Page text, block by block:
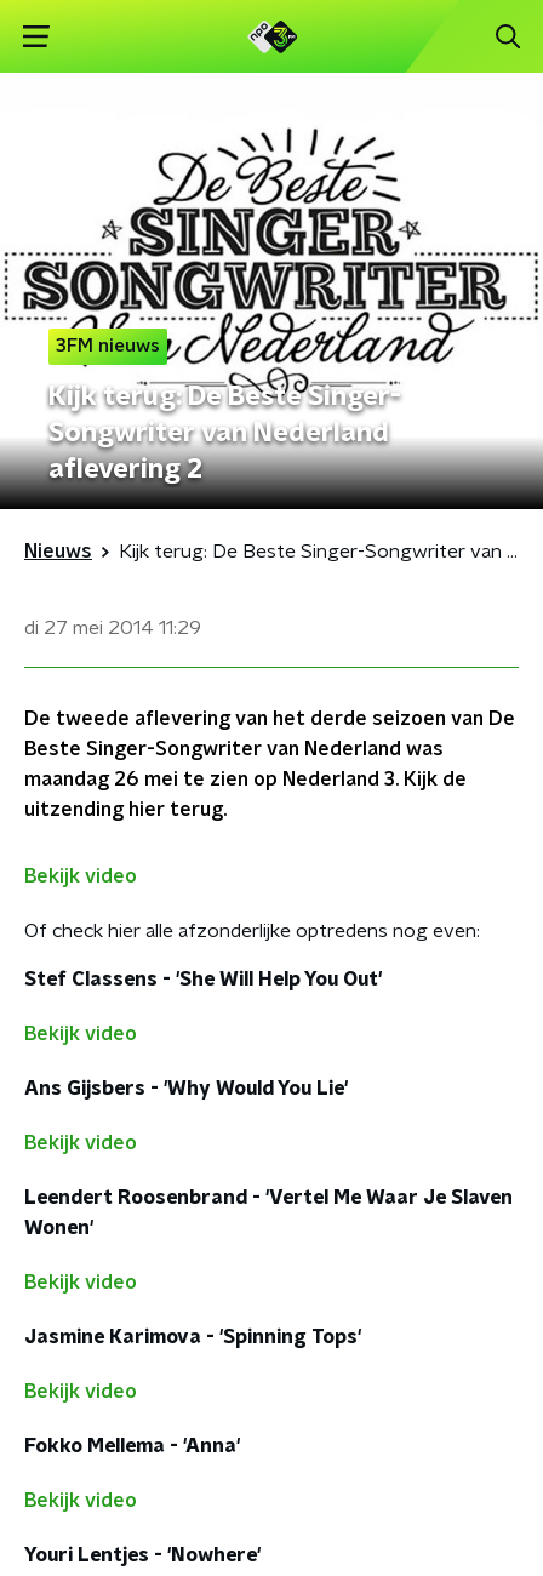
3FM nieuws
Kijk terug: De Beste Singer-
Songwriter van Nederland
aflevering 2
Nieuws Kijk terug: De Beste Singer-Songwriter van Nederland aflevering 2
di 27 mei 2014 11:29
De tweede aflevering van het derde seizoen van De
Beste Singer-Songwriter van Nederland was
maandag 26 mei te zien op Nederland 3. Kijk de
uitzending hier terug.
Bekijk video
Of check hier alle afzonderlijke optredens nog even:
Stef Classens - 'She Will Help You Out'
Bekijk video
Ans Gijsbers - 'Why Would You Lie'
Bekijk video
Leendert Roosenbrand - 'Vertel Me Waar Je Slaven
Wonen'
Bekijk video
Jasmine Karimova - 'Spinning Tops'
Bekijk video
Fokko Mellema - 'Anna'
Bekijk video
Youri Lentjes - 'Nowhere'